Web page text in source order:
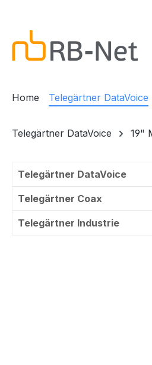
Home Telegärtner DataVoice
Telegärtner DataVoice 19"
Telegärtner DataVoice
Telegärtner Coax
Telegärtner Industrie